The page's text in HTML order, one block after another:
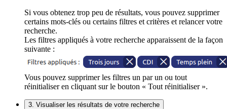
Si vous obtenez trop peu de résultats, vous pouvez supprimer
certains mots-clés ou certains filtres et critères et relancer votre
recherche.
Les filtres appliqués à votre recherche apparaissent de la façon
suivante :
Vous pouvez supprimer les filtres un par un ou tout
réinitialiser en cliquant sur le bouton « Tout réinitialiser ».
3. Visualiser les résultats de votre recherche